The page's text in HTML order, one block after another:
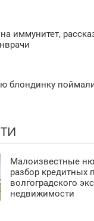
иммунитет,
блондинку
Малоизвестные
разбор кредитных
волгоградского
недвижимости